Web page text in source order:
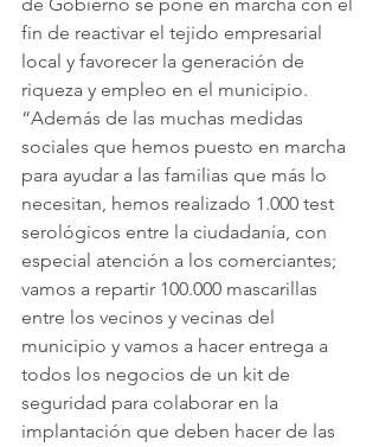
fin de reactivar el tejido empresarial
local y favorecer la generación de
riqueza y empleo en el municipio.
“Además de las muchas medidas
sociales que hemos puesto en marcha
para ayudar a las familias que más lo
necesitan, hemos realizado 1.000 test
serológicos entre la ciudadanía, con
especial atención a los comerciantes;
vamos a repartir 100.000 mascarillas
entre los vecinos y vecinas del
municipio y vamos a hacer entrega a
todos los negocios de un kit de
seguridad para colaborar en la
implantación que deben hacer de las